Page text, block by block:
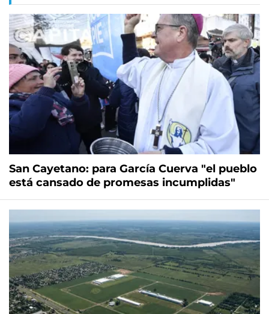
San Cayetano: para García Cuerva "el pueblo
está cansado de promesas incumplidas"